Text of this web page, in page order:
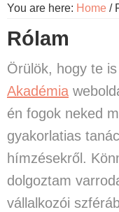
You are here: Home /
Rólam
Örülök, hogy te
Akadémia
én fogok neked
gyakorlatias
hímzésekről.
dolgoztam
vállalkozói